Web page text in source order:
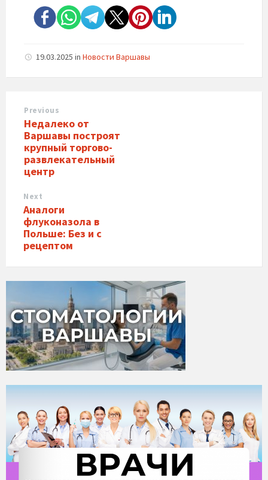
19.03.2025 in Новости Варшавы
Previous
Недалеко от
Варшавы построят
крупный торгово-
развлекательный
центр
Next
Аналоги
флуконазола в
Польше: Без и с
рецептом